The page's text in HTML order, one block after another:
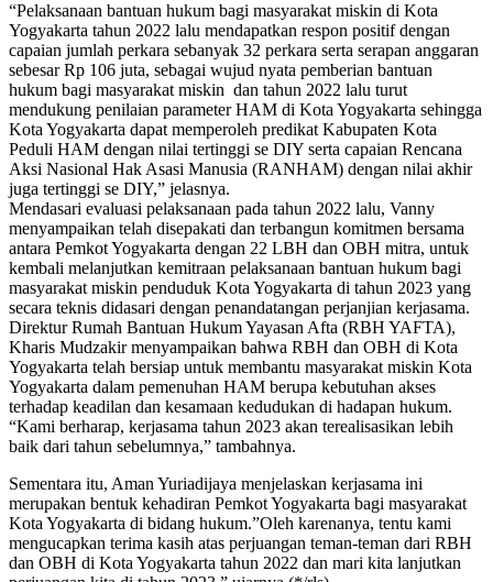
“Pelaksanaan bantuan hukum bagi masyarakat miskin di Kota
Yogyakarta tahun 2022 lalu mendapatkan respon positif dengan
capaian jumlah perkara sebanyak 32 perkara serta serapan anggaran
sebesar Rp 106 juta, sebagai wujud nyata pemberian bantuan
hukum bagi masyarakat miskin dan tahun 2022 lalu turut
mendukung penilaian parameter HAM di Kota Yogyakarta sehingga
Kota Yogyakarta dapat memperoleh predikat Kabupaten Kota
Peduli HAM dengan nilai tertinggi se DIY serta capaian Rencana
Aksi Nasional Hak Asasi Manusia (RANHAM) dengan nilai akhir
juga tertinggi se DIY,” jelasnya.
Mendasari evaluasi pelaksanaan pada tahun 2022 lalu, Vanny
menyampaikan telah disepakati dan terbangun komitmen bersama
antara Pemkot Yogyakarta dengan 22 LBH dan OBH mitra, untuk
kembali melanjutkan kemitraan pelaksanaan bantuan hukum bagi
masyarakat miskin penduduk Kota Yogyakarta di tahun 2023 yang
secara teknis didasari dengan penandatangan perjanjian kerjasama.
Direktur Rumah Bantuan Hukum Yayasan Afta (RBH YAFTA),
Kharis Mudzakir menyampaikan bahwa RBH dan OBH di Kota
Yogyakarta telah bersiap untuk membantu masyarakat miskin Kota
Yogyakarta dalam pemenuhan HAM berupa kebutuhan akses
terhadap keadilan dan kesamaan kedudukan di hadapan hukum.
“Kami berharap, kerjasama tahun 2023 akan terealisasikan lebih
baik dari tahun sebelumnya,” tambahnya.
Sementara itu, Aman Yuriadijaya menjelaskan kerjasama ini
merupakan bentuk kehadiran Pemkot Yogyakarta bagi masyarakat
Kota Yogyakarta di bidang hukum.”Oleh karenanya, tentu kami
mengucapkan terima kasih atas perjuangan teman-teman dari RBH
dan OBH di Kota Yogyakarta tahun 2022 dan mari kita lanjutkan